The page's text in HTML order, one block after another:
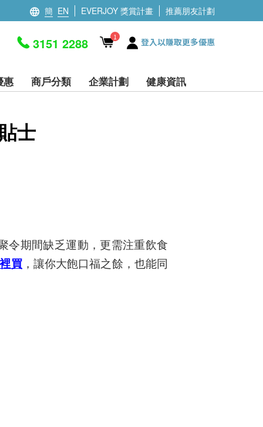
簡 EN EVERJOY 獎賞計畫 推薦朋友計劃
3151 2288 1 登入以賺取更多優惠
惠 商戶分類 企業計劃 健康資訊
士
令期間缺乏運動，更需注重飲食
買， 讓你大飽口福之餘，也能同